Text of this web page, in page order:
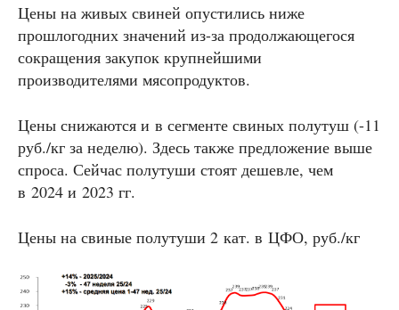
Цены на живых свиней опустились ниже
прошлогодних значений из-за продолжающегося
сокращения закупок крупнейшими
производителями мясопродуктов.
Цены снижаются и в сегменте свиных полутуш (-11
руб./кг за неделю). Здесь также предложение выше
спроса. Сейчас полутуши стоят дешевле, чем
в 2024 и 2023 гг.
Цены на свиные полутуши 2 кат. в ЦФО, руб./кг